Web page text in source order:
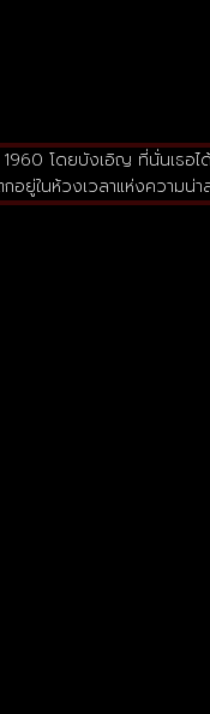
โดยบังเอิญ ที่นั่นเธอ
อยู่ในห้วงเวลาแห่งความน่า